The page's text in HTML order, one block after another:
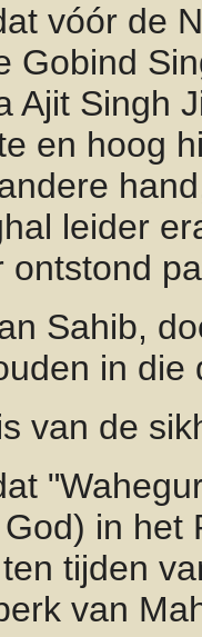
vóór de
Gobind
Ajit Singh
en hoog
leider
ontstond
Sahib,
in die
van de
in
tijden
van